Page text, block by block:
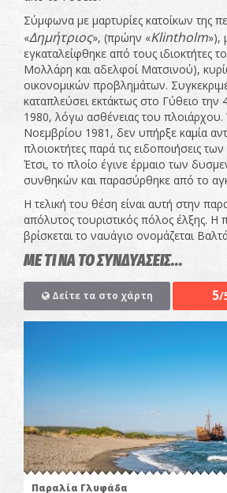
Σύμφωνα με μαρτυρίες κατοίκων της
«Δημήτριος», (πρώην «Klintholm»),
εγκαταλείφθηκε από τους ιδιοκτήτες
Μολλάρη και αδελφοί Ματσινού),
οικονομικών προβλημάτων.
καταπλεύσει εκτάκτως στο Γύθειο την
1980, λόγω ασθένειας του πλοιάρχου.
Νοεμβρίου 1981, δεν υπήρξε καμία
πλοιοκτήτες παρά τις ειδοποιήσεις
Έτσι, το πλοίο έγινε έρμαιο των
συνθηκών και παρασύρθηκε από το
Η τελική του θέση είναι αυτή στην
απόλυτος τουριστικός πόλος έλξης. Η
βρίσκεται το ναυάγιο ονομάζεται
ΜΕ ΤΙ ΝΑ ΤΟ ΣΥΝΔΥΑΣΕΙΣ...
Δείτε τα στο χάρτη 5/
Παραλία Γλυφάδα